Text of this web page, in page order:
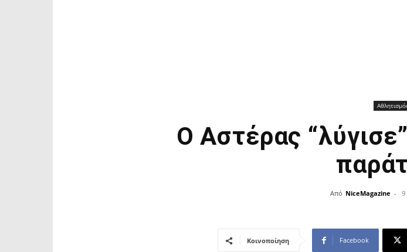
Ο Αστέρας
Από NiceMagazine - 9
Κοινοποίηση Facebook